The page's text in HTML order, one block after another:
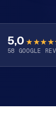
5,0
58 GOOGLE